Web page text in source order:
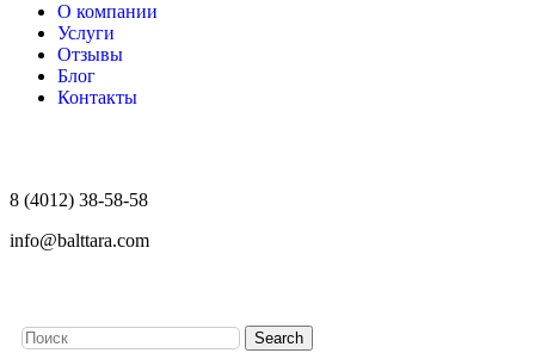
О компании
Услуги
Отзывы
Блог
Контакты
8 (4012) 38-58-58
info@balttara.com
Search